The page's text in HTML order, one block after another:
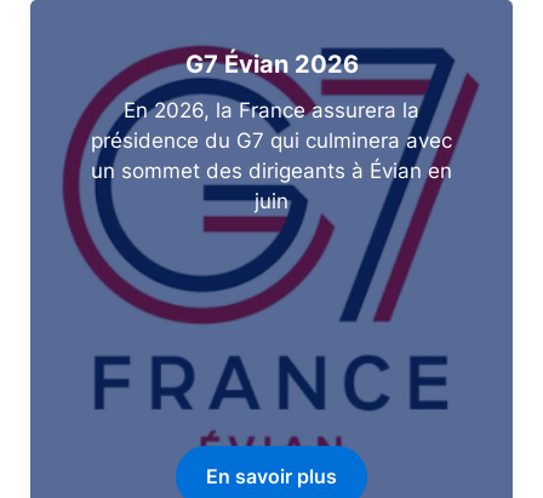
G7 Évian 2026
En 2026, la France assurera la
présidence du G7 qui culminera avec
un sommet des dirigeants à Évian en
juin
En savoir plus